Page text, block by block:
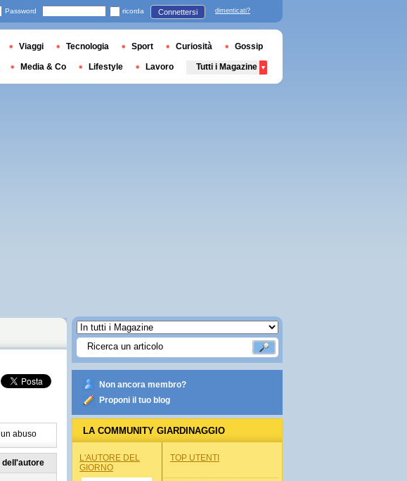
abuso
dell'autore
Non ancora membro?
Proponi il tuo blog
LA COMMUNITY GIARDINAGGIO
L'AUTORE DEL
GIORNO
TOP UTENTI
Password ricorda Connettersi dimenticati?
Viaggi Tecnologia Sport Curiosità Gossip
Media & Co Lifestyle Lavoro Tutti i Magazine